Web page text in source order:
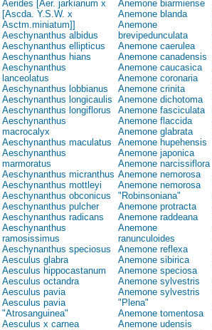
Aerides [Aer. jarkianum x
[Ascda. Y.S.W. x
Asctm.miniatum]]
Aeschynanthus albidus
Aeschynanthus ellipticus
Aeschynanthus hians
Aeschynanthus
lanceolatus
Aeschynanthus lobbianus
Aeschynanthus longicaulis
Aeschynanthus longiflorus
Aeschynanthus
macrocalyx
Aeschynanthus maculatus
Aeschynanthus
marmoratus
Aeschynanthus micranthus
Aeschynanthus mottleyi
Aeschynanthus obconicus
Aeschynanthus pulcher
Aeschynanthus radicans
Aeschynanthus
ramosissimus
Aeschynanthus speciosus
Aesculus glabra
Aesculus hippocastanum
Aesculus octandra
Aesculus pavia
Aesculus pavia
"Atrosanguinea"
Aesculus x carnea
Anemone biarmiense
Anemone blanda
Anemone
brevipedunculata
Anemone caerulea
Anemone canadensis
Anemone caucasica
Anemone coronaria
Anemone crinita
Anemone dichotoma
Anemone fasciculata
Anemone flaccida
Anemone glabrata
Anemone hupehensis
Anemone japonica
Anemone narcissiflora
Anemone nemorosa
Anemone nemorosa
"Robinsoniana"
Anemone protracta
Anemone raddeana
Anemone
ranunculoides
Anemone reflexa
Anemone sibirica
Anemone speciosa
Anemone sylvestris
Anemone sylvestris
"Plena"
Anemone tomentosa
Anemone udensis